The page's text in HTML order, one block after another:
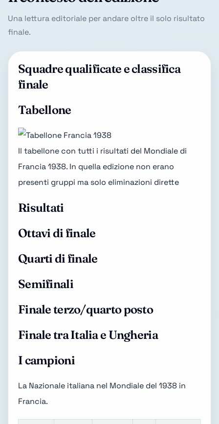
Una lettura editoriale per andare oltre il solo risultato
finale.
Squadre qualificate e classifica
finale
Tabellone
Il tabellone con tutti i risultati del Mondiale di
Francia 1938. In quella edizione non erano
presenti gruppi ma solo eliminazioni dirette
Risultati
Ottavi di finale
Quarti di finale
Semifinali
Finale terzo/quarto posto
Finale tra Italia e Ungheria
I campioni
La Nazionale italiana nel Mondiale del 1938 in
Francia.